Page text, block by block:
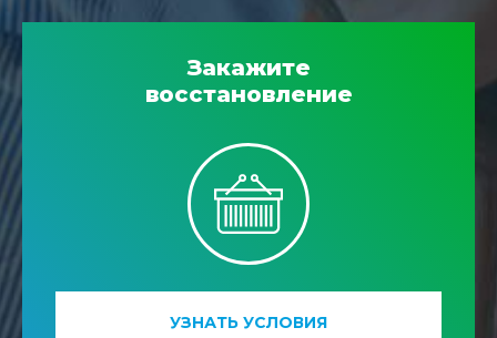
Закажите
восстановление
УЗНАТЬ УСЛОВИЯ